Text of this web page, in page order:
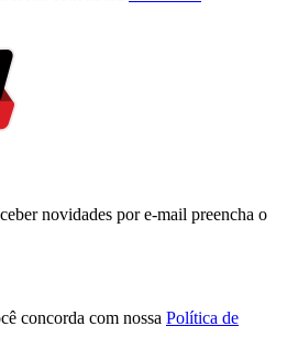
novidades por e-mail preencha o
concorda com nossa Política de